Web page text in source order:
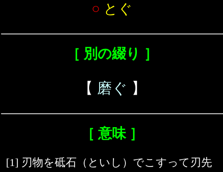
○ とぐ
［ 別の綴り ］
【 磨ぐ 】
［ 意味 ］
[1] 刃物を砥石（といし）でこすって刃先